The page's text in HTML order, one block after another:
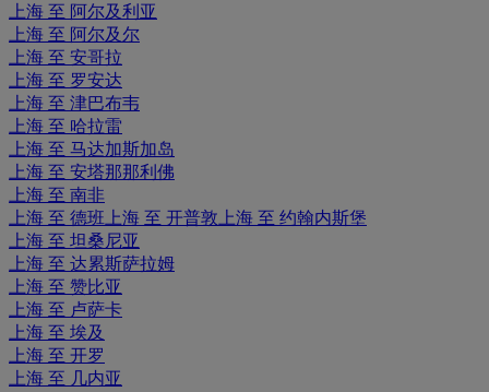
上海 至 阿尔及利亚
上海 至 阿尔及尔
上海 至 安哥拉
上海 至 罗安达
上海 至 津巴布韦
上海 至 哈拉雷
上海 至 马达加斯加岛
上海 至 安塔那那利佛
上海 至 南非
上海 至 德班 上海 至 开普敦 上海 至 约翰内斯堡
上海 至 坦桑尼亚
上海 至 达累斯萨拉姆
上海 至 赞比亚
上海 至 卢萨卡
上海 至 埃及
上海 至 开罗
上海 至 几内亚